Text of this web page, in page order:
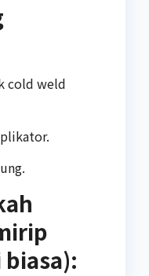
cold weld